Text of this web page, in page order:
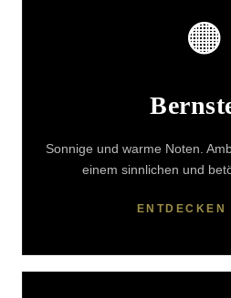
🟠
Sonnige und warme Noten.
einem sinnlichen und
ENTDECKEN